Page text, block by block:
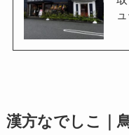
漢方なでしこ｜